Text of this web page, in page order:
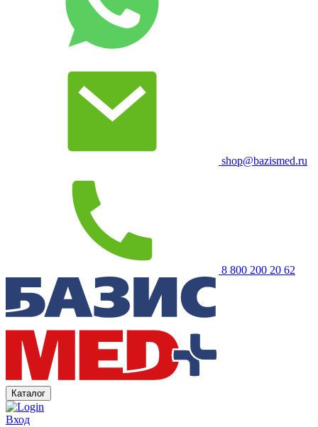
shop@bazismed.ru
8 800 200 20 62
Каталог
Вход